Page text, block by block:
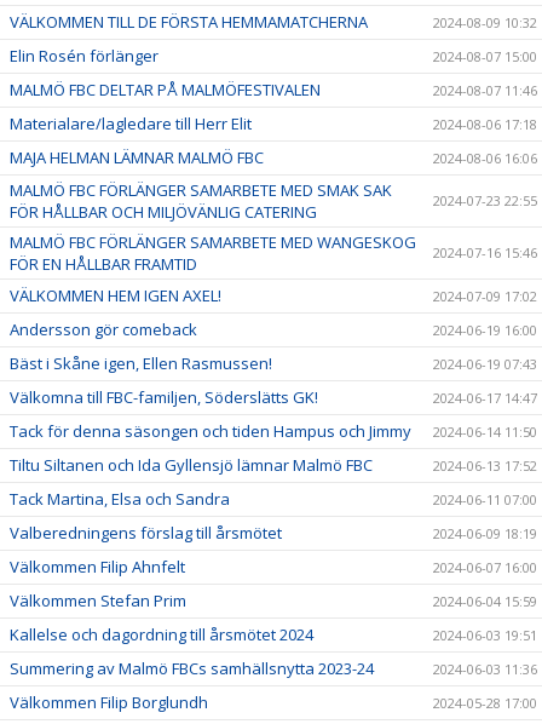
VÄLKOMMEN TILL DE FÖRSTA HEMMAMATCHERNA 2024-08-09 10:32
Elin Rosén förlänger 2024-08-07 15:00
MALMÖ FBC DELTAR PÅ MALMÖFESTIVALEN 2024-08-07 11:46
Materialare/lagledare till Herr Elit 2024-08-06 17:18
MAJA HELMAN LÄMNAR MALMÖ FBC 2024-08-06 16:06
MALMÖ FBC FÖRLÄNGER SAMARBETE MED SMAK SAK
FÖR HÅLLBAR OCH MILJÖVÄNLIG CATERING
2024-07-23 22:55
MALMÖ FBC FÖRLÄNGER SAMARBETE MED WANGESKOG
FÖR EN HÅLLBAR FRAMTID
2024-07-16 15:46
VÄLKOMMEN HEM IGEN AXEL! 2024-07-09 17:02
Andersson gör comeback 2024-06-19 16:00
Bäst i Skåne igen, Ellen Rasmussen! 2024-06-19 07:43
Välkomna till FBC-familjen, Söderslätts GK! 2024-06-17 14:47
Tack för denna säsongen och tiden Hampus och Jimmy 2024-06-14 11:50
Tiltu Siltanen och Ida Gyllensjö lämnar Malmö FBC 2024-06-13 17:52
Tack Martina, Elsa och Sandra 2024-06-11 07:00
Valberedningens förslag till årsmötet 2024-06-09 18:19
Välkommen Filip Ahnfelt 2024-06-07 16:00
Välkommen Stefan Prim 2024-06-04 15:59
Kallelse och dagordning till årsmötet 2024 2024-06-03 19:51
Summering av Malmö FBCs samhällsnytta 2023-24 2024-06-03 11:36
Välkommen Filip Borglundh 2024-05-28 17:00